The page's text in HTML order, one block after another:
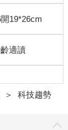
19*26cm
適讀
＞ 科技趨勢